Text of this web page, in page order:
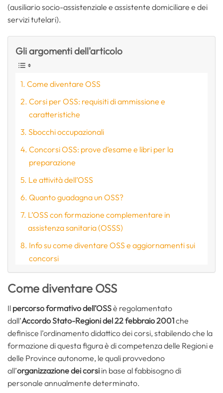
(ausiliario socio-assistenziale e assistente domiciliare e dei
servizi tutelari).
Gli argomenti dell'articolo
Come diventare OSS
Corsi per OSS: requisiti di ammissione e
caratteristiche
Sbocchi occupazionali
Concorsi OSS: prove d’esame e libri per la
preparazione
Le attività dell’OSS
Quanto guadagna un OSS?
L’OSS con formazione complementare in
assistenza sanitaria (OSSS)
Info su come diventare OSS e aggiornamenti sui
concorsi
Come diventare OSS
Il percorso formativo dell’OSSè regolamentato
dall’Accordo Stato-Regioni del 22 febbraio 2001che
definisce l’ordinamento didattico dei corsi, stabilendo che la
formazione di questa figura è di competenza delle Regioni e
delle Province autonome, le quali provvedono
all’organizzazione dei corsi in base al fabbisogno di
personale annualmente determinato.